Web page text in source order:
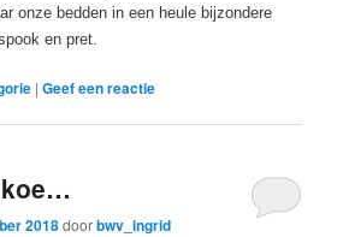
onze bedden in een heule bijzondere
en pret.
|Geef een reactie
koe…
2018doorbwv_ingrid